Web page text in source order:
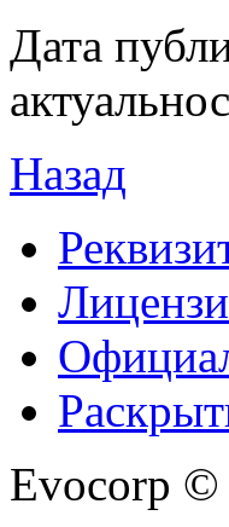
Дата
Назад
Evocorp ©